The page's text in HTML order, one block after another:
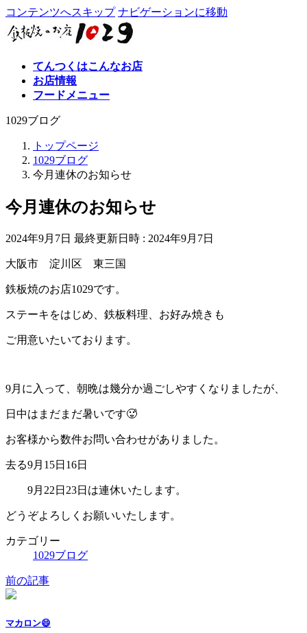
コンテンツへスキップ ナビゲーションに移動
てんつくはこんなお店
お店情報
フードメニュー
1029ブログ
トップページ
1029ブログ
今月連休のお知らせ
今月連休のお知らせ
2024年9月7日 最終更新日時 : 2024年9月7日
大阪市 淀川区 東三国
鉄板焼のお店1029です。
ステーキをはじめ、鉄板料理、お好み焼きも
ご用意いたいております。
9月に入って、朝晩は幾分か過ごしやすくなりましたが、
日中はまだまだ暑いです🥵
お客様から数件お問い合わせがありました。
去る9月15日16日
9月22日23日は連休いたします。
どうぞよろしくお願いいたします。
カテゴリー
1029ブログ
前の記事
マカロン😄